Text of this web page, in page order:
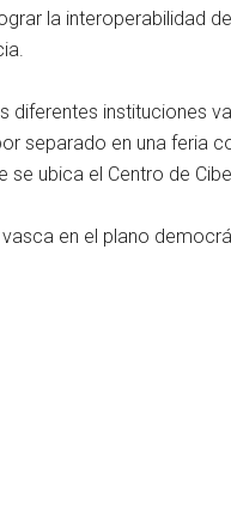
la interoperabilidad
instituciones
separado en una feria
ubica el Centro de
en el plano